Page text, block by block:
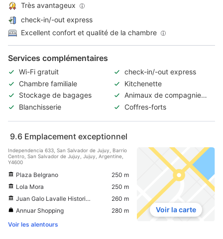
Très avantageux
check-in/-out express
Excellent confort et qualité de la chambre
Services complémentaires
Wi-Fi gratuit
check-in/-out express
Chambre familiale
Kitchenette
Stockage de bagages
Animaux de compagnie
acceptés
Blanchisserie Coffres-forts
9.6 Emplacement exceptionnel
Independencia 633, San Salvador de Jujuy, Barrio
Centro, San Salvador de Jujuy, Jujuy, Argentine,
Y4600
Plaza Belgrano
250 m
Lola Mora
250 m
Juan Galo Lavalle Historical Museum
260 m
Annuar Shopping
280 m
Voir les alentours
Voir la carte